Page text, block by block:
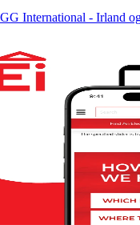
International - Irland